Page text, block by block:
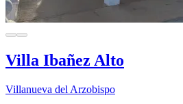
Villa Ibañez Alto
Villanueva del Arzobispo